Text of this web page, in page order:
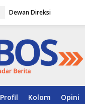
Dewan Direksi
Profil Kolom Opini